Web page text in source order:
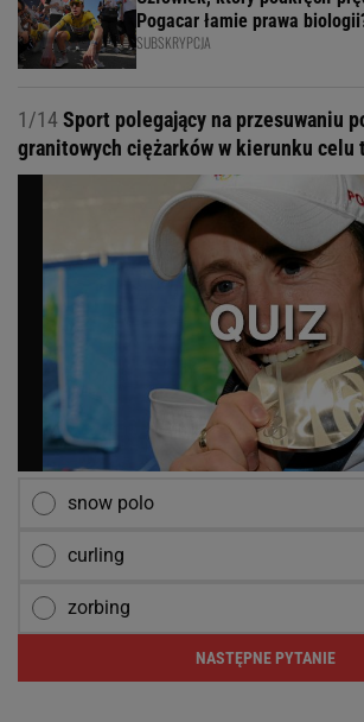
Pogacar łamie prawa
SUBSKRYPCJA
1/14Sport polegający na przesuwaniu
granitowych ciężarków w kierunku celu
snow polo
curling
zorbing
NASTĘPNE PYTANIE